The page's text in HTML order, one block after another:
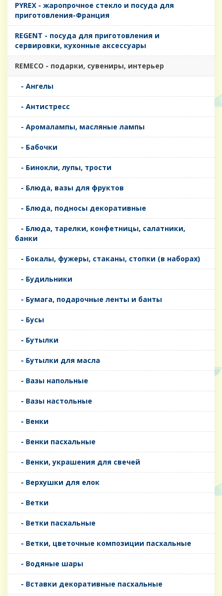
PYREX - жаропрочное стекло и посуда для
приготовления-Франция
REGENT - посуда для приготовления и
сервировки, кухонные аксессуары
REMECO - подарки, сувениры, интерьер
- Ангелы
- Антистресс
- Аромалампы, масляные лампы
- Бабочки
- Бинокли, лупы, трости
- Блюда, вазы для фруктов
- Блюда, подносы декоративные
- Блюда, тарелки, конфетницы, салатники,
банки
- Бокалы, фужеры, стаканы, стопки (в наборах)
- Будильники
- Бумага, подарочные ленты и банты
- Бусы
- Бутылки
- Бутылки для масла
- Вазы напольные
- Вазы настольные
- Венки
- Венки пасхальные
- Венки, украшения для свечей
- Верхушки для елок
- Ветки
- Ветки пасхальные
- Ветки, цветочные композиции пасхальные
- Водяные шары
- Вставки декоративные пасхальные